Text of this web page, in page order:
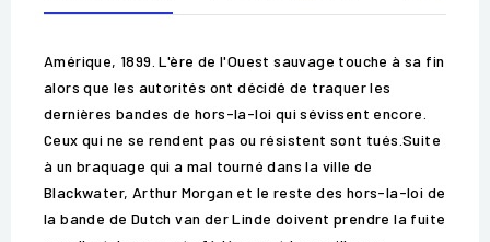
Amérique, 1899. L'ère de l'Ouest sauvage touche à sa fin
alors que les autorités ont décidé de traquer les
dernières bandes de hors-la-loi qui sévissent encore.
Ceux qui ne se rendent pas ou résistent sont tués.Suite
à un braquage qui a mal tourné dans la ville de
Blackwater, Arthur Morgan et le reste des hors-la-loi de
la bande de Dutch van der Linde doivent prendre la fuite